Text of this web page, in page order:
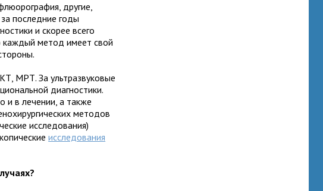
другие,
последние годы
и скорее всего
каждый метод имеет свой
МРТ. За ультразвуковые
диагностики.
и в лечении, а также
методов
исследования)
исследования